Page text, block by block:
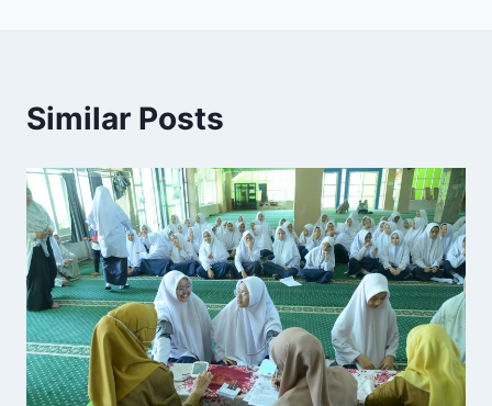
Similar Posts